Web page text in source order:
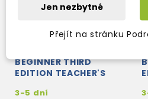
BEGINNER THIRD
EDITION TEACHER'S
3-5 dní
Jen nezbytné
Přejít na stránku